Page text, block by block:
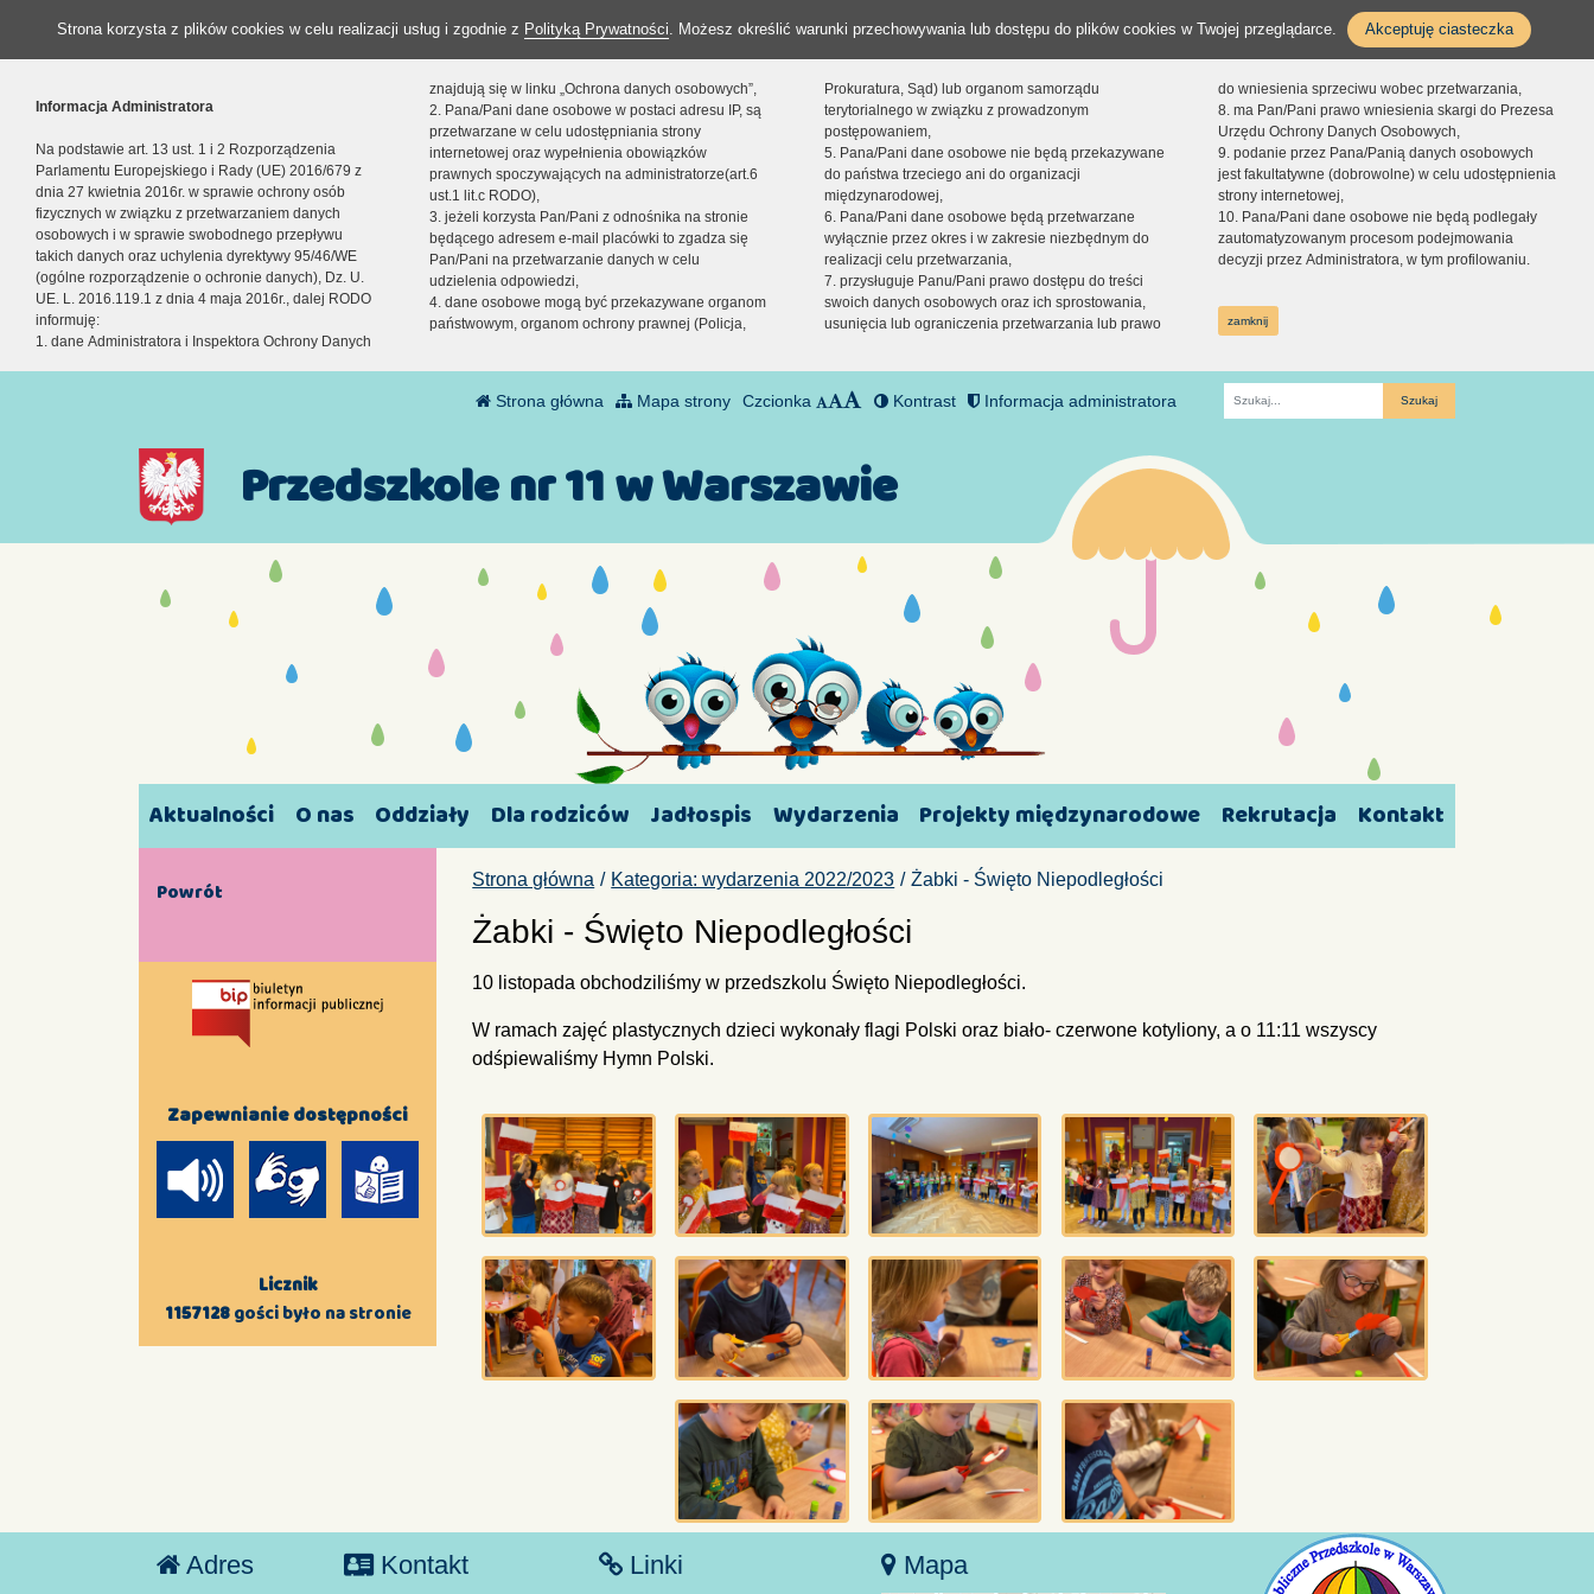
Strona korzysta z plików cookies w celu realizacji usług i zgodnie z Polityką Prywatności. Możesz określić warunki przechowywania lub dostępu do plików cookies w Twojej przeglądarce. Akceptuję ciasteczka
Informacja Administratora
Na podstawie art. 13 ust. 1 i 2 Rozporządzenia
Parlamentu Europejskiego i Rady (UE) 2016/679 z
dnia 27 kwietnia 2016r. w sprawie ochrony osób
fizycznych w związku z przetwarzaniem danych
osobowych i w sprawie swobodnego przepływu
takich danych oraz uchylenia dyrektywy 95/46/WE
(ogólne rozporządzenie o ochronie danych), Dz. U.
UE. L. 2016.119.1 z dnia 4 maja 2016r., dalej RODO
informuję:
1. dane Administratora i Inspektora Ochrony Danych
znajdują się w linku „Ochrona danych osobowych”,
2. Pana/Pani dane osobowe w postaci adresu IP, są
przetwarzane w celu udostępniania strony
internetowej oraz wypełnienia obowiązków
prawnych spoczywających na administratorze(art.6
ust.1 lit.c RODO),
3. jeżeli korzysta Pan/Pani z odnośnika na stronie
będącego adresem e-mail placówki to zgadza się
Pan/Pani na przetwarzanie danych w celu
udzielenia odpowiedzi,
4. dane osobowe mogą być przekazywane organom
państwowym, organom ochrony prawnej (Policja,
Prokuratura, Sąd) lub organom samorządu
terytorialnego w związku z prowadzonym
postępowaniem,
5. Pana/Pani dane osobowe nie będą przekazywane
do państwa trzeciego ani do organizacji
międzynarodowej,
6. Pana/Pani dane osobowe będą przetwarzane
wyłącznie przez okres i w zakresie niezbędnym do
realizacji celu przetwarzania,
7. przysługuje Panu/Pani prawo dostępu do treści
swoich danych osobowych oraz ich sprostowania,
usunięcia lub ograniczenia przetwarzania lub prawo
do wniesienia sprzeciwu wobec przetwarzania,
8. ma Pan/Pani prawo wniesienia skargi do Prezesa
Urzędu Ochrony Danych Osobowych,
9. podanie przez Pana/Panią danych osobowych
jest fakultatywne (dobrowolne) w celu udostępnienia
strony internetowej,
10. Pana/Pani dane osobowe nie będą podlegały
zautomatyzowanym procesom podejmowania
decyzji przez Administratora, w tym profilowaniu.
zamknij
Strona główna Mapa strony Czcionka Kontrast Informacja administratora
Fraza
Przedszkole nr 11 w Warszawie
Aktualności O nas Oddziały Dla rodziców Jadłospis Wydarzenia Projekty międzynarodowe Rekrutacja Kontakt
Strona główna Kategoria: wydarzenia 2022/2023 Żabki - Święto Niepodległości
Żabki - Święto Niepodległości
10 listopada obchodziliśmy w przedszkolu Święto Niepodległości.
W ramach zajęć plastycznych dzieci wykonały flagi Polski oraz biało- czerwone kotyliony, a o 11:11 wszyscy
odśpiewaliśmy Hymn Polski.
Powrót
Zapewnianie dostępności
Licznik
1157128gości było na stronie
Adres Kontakt Linki Mapa